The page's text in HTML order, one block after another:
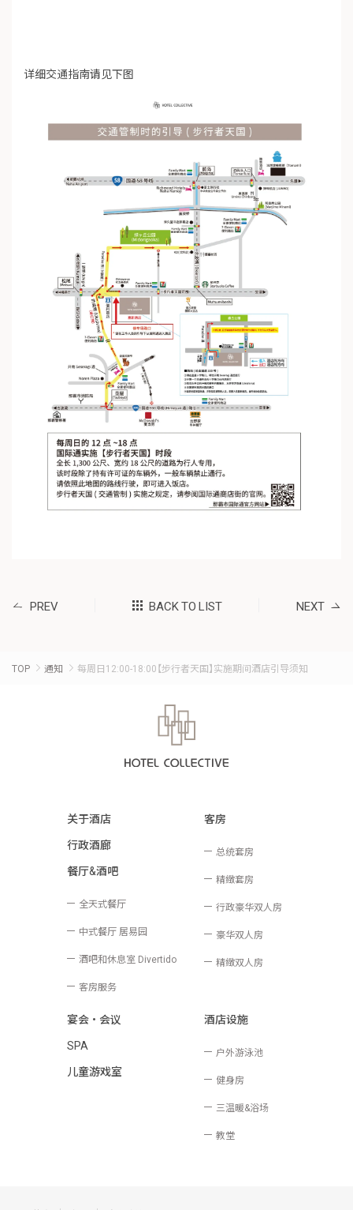
详细交通指南请见下图
PREV BACK TO LIST NEXT
TOP 通知 每周日12:00-18:00【步行者天国】实施期间酒店引导须知
关于酒店
行政酒廊
客房
总统套房
精緻套房
行政豪华双人房
豪华双人房
精緻双人房
餐厅&酒吧
全天式餐厅
中式餐厅 居易园
酒吧和休息室 Divertido
客房服务
宴会‧会议
SPA
儿童游戏室
酒店设施
户外游泳池
健身房
三温暖&浴场
教堂